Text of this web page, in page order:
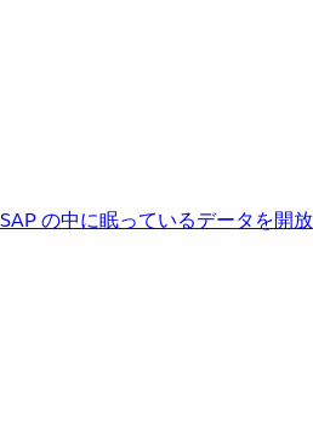
SAP の中に眠っているデータを開